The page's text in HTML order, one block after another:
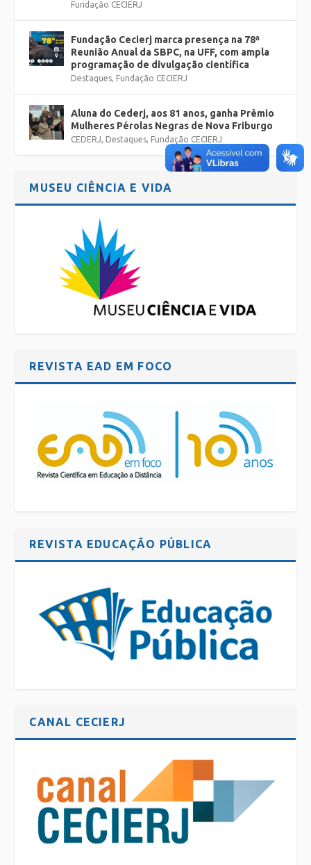
Fundação CECIERJ
Fundação Cecierj marca presença na 78ª
Reunião Anual da SBPC, na UFF, com ampla
programação de divulgação científica
Destaques, Fundação CECIERJ
Aluna do Cederj, aos 81 anos, ganha Prêmio
Mulheres Pérolas Negras de Nova Friburgo
CEDERJ, Destaques, Fundação CECIERJ
MUSEU CIÊNCIA E VIDA
REVISTA EAD EM FOCO
REVISTA EDUCAÇÃO PÚBLICA
CANAL CECIERJ